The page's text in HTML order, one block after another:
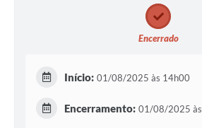
Encerrado
Início: 01/08/2025 às 14h00
Encerramento: 01/08/2025